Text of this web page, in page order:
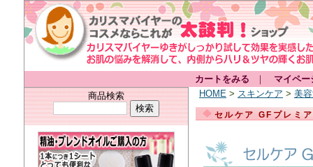
カートをみる ｜
マイペー
商品検索
HOME > スキンケア > 美
セルケア GFプレミ